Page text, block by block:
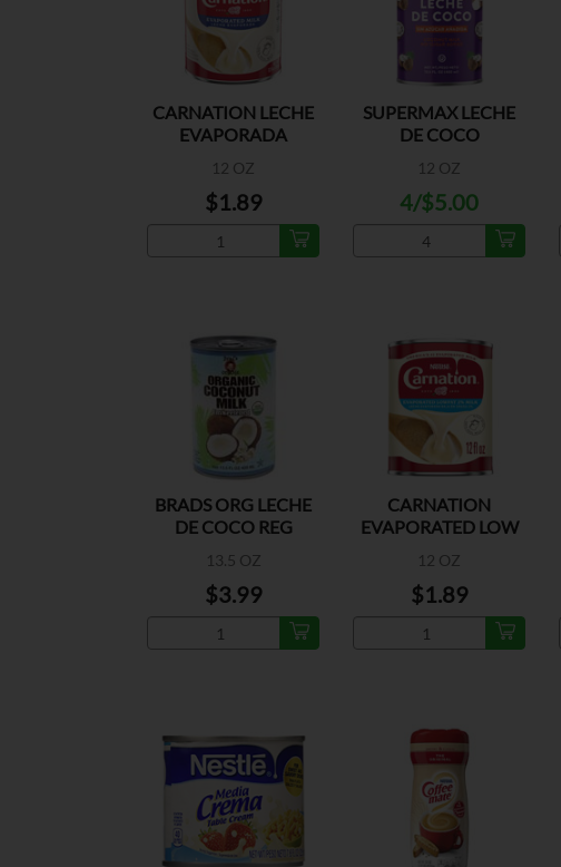
CARNATION LECHE
EVAPORADA
12 OZ
$1.89
SUPERMAX LECHE
DE COCO
12 OZ
4/$5.00
BRADS ORG LECHE
DE COCO REG
13.5 OZ
$3.99
CARNATION
EVAPORATED LOW
12 OZ
$1.89